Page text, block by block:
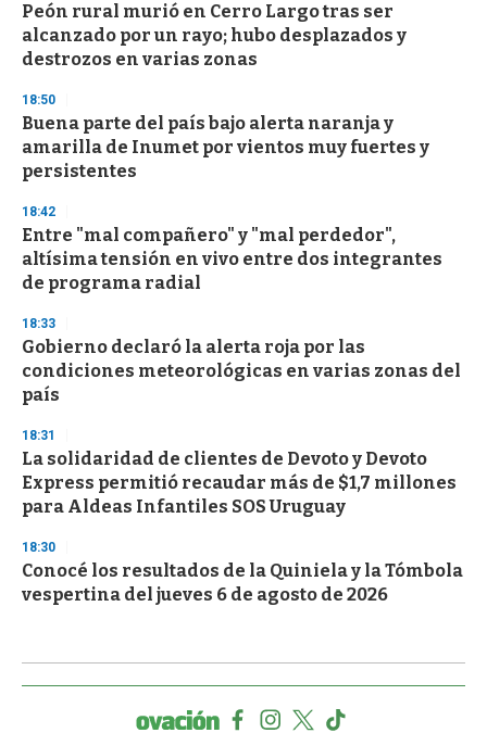
Peón rural murió en Cerro Largo tras ser
alcanzado por un rayo; hubo desplazados y
destrozos en varias zonas
18:50
Buena parte del país bajo alerta naranja y
amarilla de Inumet por vientos muy fuertes y
persistentes
18:42
Entre "mal compañero" y "mal perdedor",
altísima tensión en vivo entre dos integrantes
de programa radial
18:33
Gobierno declaró la alerta roja por las
condiciones meteorológicas en varias zonas del
país
18:31
La solidaridad de clientes de Devoto y Devoto
Express permitió recaudar más de $1,7 millones
para Aldeas Infantiles SOS Uruguay
18:30
Conocé los resultados de la Quiniela y la Tómbola
vespertina del jueves 6 de agosto de 2026